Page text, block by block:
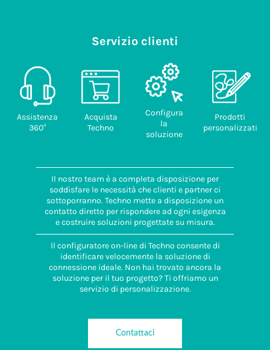
Servizio clienti
Assistenza
360°
Acquista
Techno
Configura
la
soluzione
Prodotti
personalizzati
Il nostro team è a completa disposizione per
soddisfare le necessità che clienti e partner ci
sottoporranno. Techno mette a disposizione un
contatto diretto per rispondere ad ogni esigenza
e costruire soluzioni progettate su misura.
Il configuratore on-line di Techno consente di
identificare velocemente la soluzione di
connessione ideale. Non hai trovato ancora la
soluzione per il tuo progetto? Ti offriamo un
servizio di personalizzazione.
Contattaci